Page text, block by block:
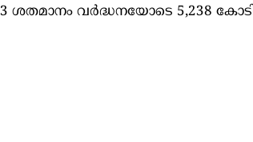
വർദ്ധനയോടെ 5,238